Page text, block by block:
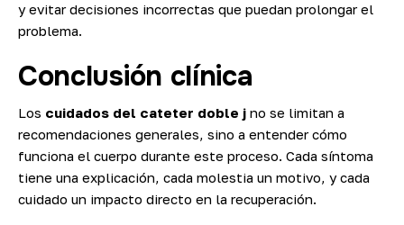
y evitar decisiones incorrectas que puedan prolongar el
problema.
Conclusión clínica
Los cuidados del cateter doble j no se limitan a
recomendaciones generales, sino a entender cómo
funciona el cuerpo durante este proceso. Cada síntoma
tiene una explicación, cada molestia un motivo, y cada
cuidado un impacto directo en la recuperación.